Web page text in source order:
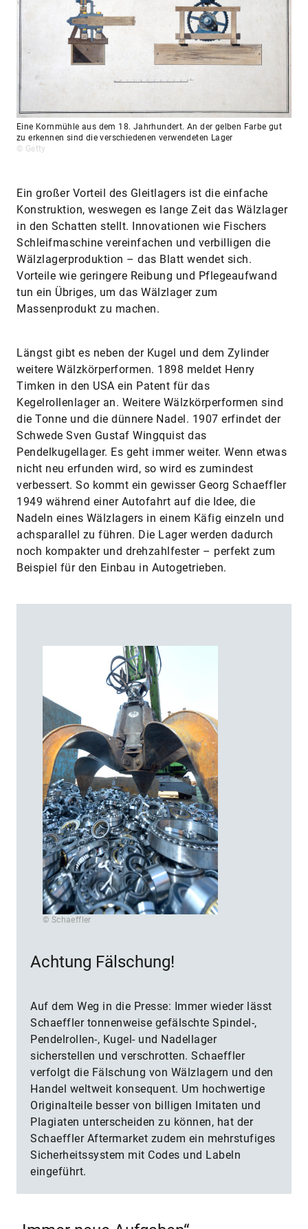
Eine Kornmühle aus dem 18. Jahrhundert. An der gelben Farbe gut
zu erkennen sind die verschiedenen verwendeten Lager
© Getty
Ein großer Vorteil des Gleitlagers ist die einfache
Konstruktion, weswegen es lange Zeit das Wälzlager
in den Schatten stellt. Innovationen wie Fischers
Schleifmaschine vereinfachen und verbilligen die
Wälzlagerproduktion – das Blatt wendet sich.
Vorteile wie geringere Reibung und Pflegeaufwand
tun ein Übriges, um das Wälzlager zum
Massenprodukt zu machen.
Längst gibt es neben der Kugel und dem Zylinder
weitere Wälzkörperformen. 1898 meldet Henry
Timken in den USA ein Patent für das
Kegelrollenlager an. Weitere Wälzkörperformen sind
die Tonne und die dünnere Nadel. 1907 erfindet der
Schwede Sven Gustaf Wingquist das
Pendelkugellager. Es geht immer weiter. Wenn etwas
nicht neu erfunden wird, so wird es zumindest
verbessert. So kommt ein gewisser Georg Schaeffler
1949 während einer Autofahrt auf die Idee, die
Nadeln eines Wälzlagers in einem Käfig einzeln und
achsparallel zu führen. Die ­Lager werden dadurch
noch kompakter und drehzahlfester – perfekt zum
Beispiel für den Einbau in Autogetrieben.
© Schaeffler
Achtung Fälschung!
Auf dem Weg in die Presse: Immer wieder lässt
Schaeffler tonnenweise gefälschte Spindel-,
Pendelrollen-, Kugel- und Nadellager
sicherstellen und verschrotten. Schaeffler
verfolgt die Fälschung von Wälzlagern und den
Handel weltweit konsequent. Um hochwertige
Originalteile besser von billigen Imitaten und
Plagiaten unterscheiden zu können, hat der
Schaeffler Aftermarket zudem ein mehrstufiges
Sicherheitssystem mit Codes und Labeln
eingeführt.